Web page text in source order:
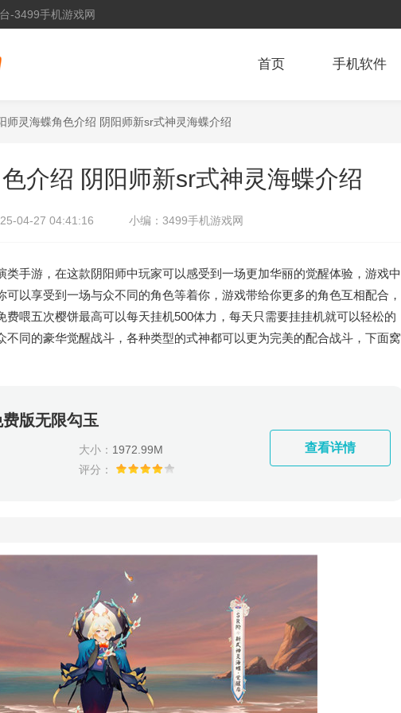
-3499手机游戏网
首页 手机软件
师灵海蝶角色介绍 阴阳师新sr式神灵海蝶介绍
介绍 阴阳师新sr式神灵海蝶介绍
04-27 04:41:16 小编： 3499手机游戏网
手游，在这款阴阳师中玩家可以感受到一场更加华丽的觉醒体验，游戏中
以享受到一场与众不同的角色等着你，游戏带给你更多的角色互相配合，
喂五次樱饼最高可以每天挂机500体力，每天只需要挂挂机就可以轻松的
同的豪华觉醒战斗，各种类型的式神都可以更为完美的配合战斗，下面窝
版无限勾玉
大小： 1972.99M
评分：
查看详情